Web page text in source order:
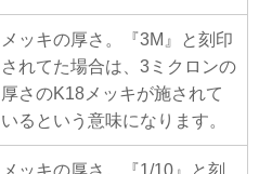
メッキの厚さ。『3M』と刻印
されてた場合は、3ミクロンの
厚さのK18メッキが施されて
いるという意味になります。
メッキの厚さ。『1/10』と刻